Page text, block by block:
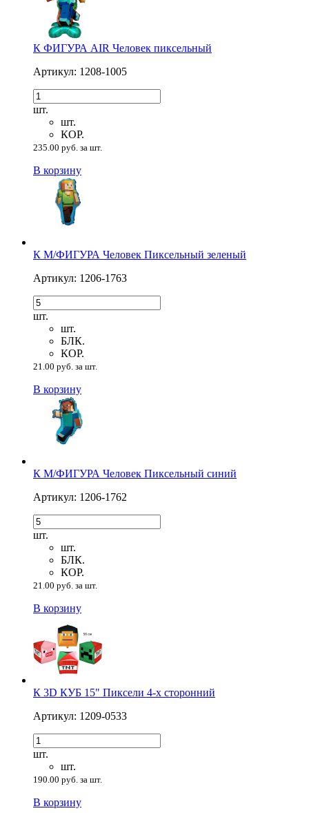
К ФИГУРА AIR Человек пиксельный
Артикул: 1208-1005
шт.
шт.
КОР.
235.00 руб. за шт.
В корзину
К М/ФИГУРА Человек Пиксельный зеленый
Артикул: 1206-1763
шт.
шт.
БЛК.
КОР.
21.00 руб. за шт.
В корзину
К М/ФИГУРА Человек Пиксельный синий
Артикул: 1206-1762
шт.
шт.
БЛК.
КОР.
21.00 руб. за шт.
В корзину
К 3D КУБ 15" Пиксели 4-х сторонний
Артикул: 1209-0533
шт.
шт.
190.00 руб. за шт.
В корзину